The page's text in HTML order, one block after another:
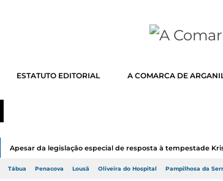
ESTATUTO EDITORIAL A COMARCA DE
Apesar da legislação especial de resposta à tempestade
Tábua Penacova Lousã Oliveira do Hospital Pampilhosa da